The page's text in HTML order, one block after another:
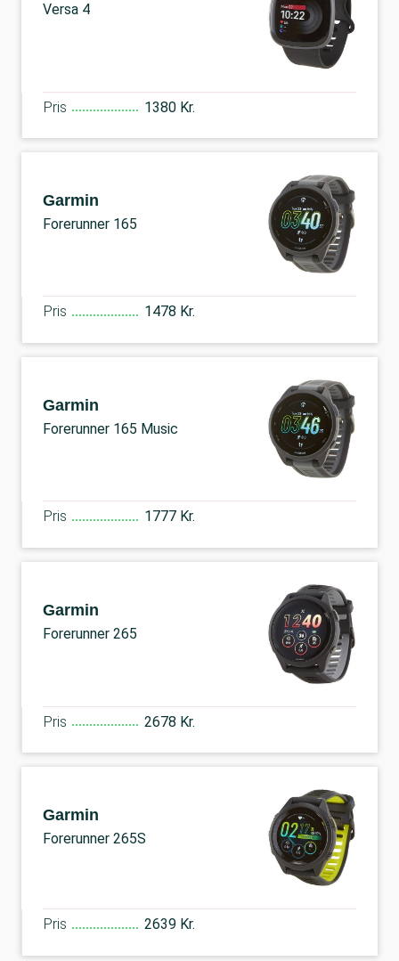
Versa 4
Pris 1380 Kr.
Garmin
Forerunner 165
Pris 1478 Kr.
Garmin
Forerunner 165 Music
Pris 1777 Kr.
Garmin
Forerunner 265
Pris 2678 Kr.
Garmin
Forerunner 265S
Pris 2639 Kr.